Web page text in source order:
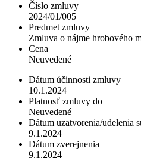
Číslo zmluvy
2024/01/005
Predmet zmluvy
Zmluva o nájme hrobového
Cena
Neuvedené
Dátum účinnosti zmluvy
10.1.2024
Platnosť zmluvy do
Neuvedené
Dátum uzatvorenia/udelenia
9.1.2024
Dátum zverejnenia
9.1.2024